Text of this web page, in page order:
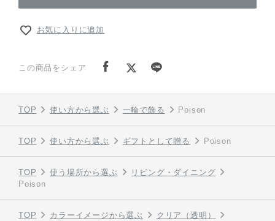
お気に入りに追加
この商品をシェア
TOP 使い方から選ぶ 一輪で飾る Poison
TOP 使い方から選ぶ ギフトとして贈る Poison
TOP 使う場所から選ぶ
リビング・ダイニング
Poison
TOP カラーイメージから選ぶ
クリア（透明）